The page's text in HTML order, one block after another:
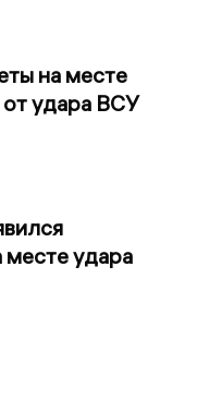
на месте
удара ВСУ
удара